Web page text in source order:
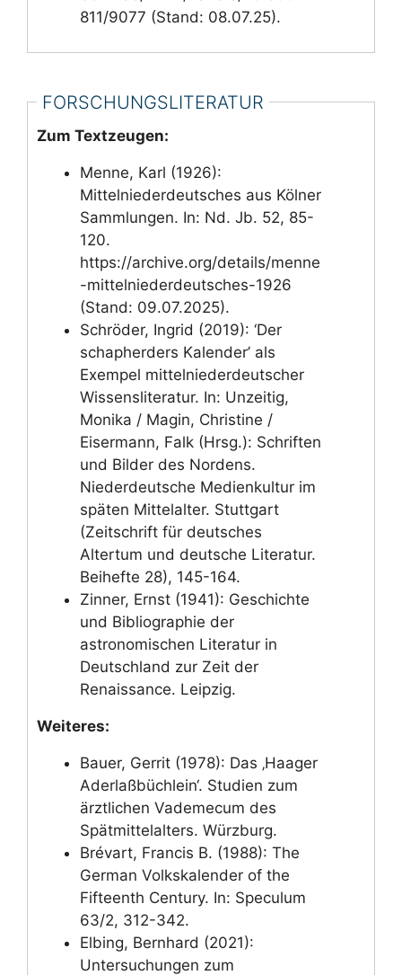
811/9077 (Stand: 08.07.25).
FORSCHUNGSLITERATUR
Zum Textzeugen:
Menne, Karl (1926):
Mittelniederdeutsches aus Kölner
Sammlungen. In: Nd. Jb. 52, 85-
120.
https://archive.org/details/menne
-mittelniederdeutsches-1926
(Stand: 09.07.2025).
Schröder, Ingrid (2019): ‘Der
schapherders Kalender’ als
Exempel mittelniederdeutscher
Wissensliteratur. In: Unzeitig,
Monika / Magin, Christine /
Eisermann, Falk (Hrsg.): Schriften
und Bilder des Nordens.
Niederdeutsche Medienkultur im
späten Mittelalter. Stuttgart
(Zeitschrift für deutsches
Altertum und deutsche Literatur.
Beihefte 28), 145-164.
Zinner, Ernst (1941): Geschichte
und Bibliographie der
astronomischen Literatur in
Deutschland zur Zeit der
Renaissance. Leipzig.
Weiteres:
Bauer, Gerrit (1978): Das ‚Haager
Aderlaßbüchlein‘. Studien zum
ärztlichen Vademecum des
Spätmittelalters. Würzburg.
Brévart, Francis B. (1988): The
German Volkskalender of the
Fifteenth Century. In: Speculum
63/2, 312-342.
Elbing, Bernhard (2021):
Untersuchungen zum